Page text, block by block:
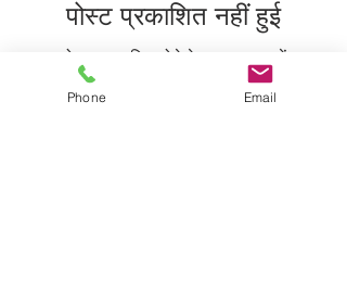
पोस्ट प्रकाशित नहीं हुई
पोस्ट प्रकाशित होने के बाद, आप उन्हें
Phone Email